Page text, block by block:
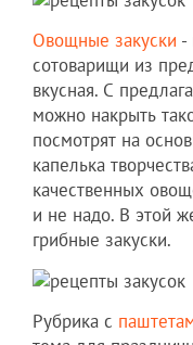
Овощные закуски -
сотоварищи из
вкусная. С
можно накрыть
посмотрят на
капелька
качественных
и не надо. В этой
грибные закуски.
Рубрика с